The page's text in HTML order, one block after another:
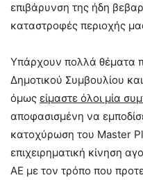
επιβάρυνση της ήδη
καταστροφές περιοχής
Υπάρχουν πολλά θέματα
Δημοτικού Συμβουλίου
όμως είμαστε όλοι μία
αποφασισμένη να
κατοχύρωση του Master
επιχειρηματική κίνηση
ΑΕ με τον τρόπο που